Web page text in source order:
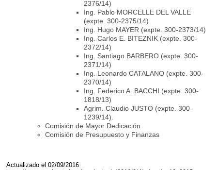
2376/14)
Ing. Pablo MORCELLE DEL VALLE
(expte. 300-2375/14)
Ing. Hugo MAYER (expte. 300-2373/14)
Ing. Carlos E. BITEZNIK (expte. 300-
2372/14)
Ing. Santiago BARBERO (expte. 300-
2371/14)
Ing. Leonardo CATALANO (expte. 300-
2370/14)
Ing. Federico A. BACCHI (expte. 300-
1818/13)
Agrim. Claudio JUSTO (expte. 300-
1239/14).
Comisión de Mayor Dedicación
Comisión de Presupuesto y Finanzas
Actualizado el 02/09/2016